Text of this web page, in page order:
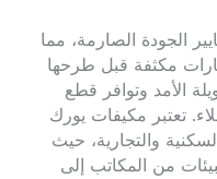
الجودة الصارمة، مما
مكثفة قبل طرحها
الأمد وتوافر قطع
تعتبر مكيفات يورك
والتجارية، حيث
من المكاتب إلى